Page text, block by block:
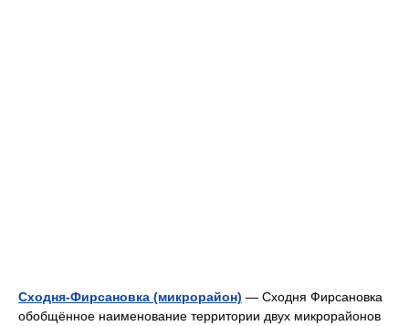
Сходня-Фирсановка (микрорайон) — Сходня Фирсановка
обобщённое наименование территории двух микрорайонов